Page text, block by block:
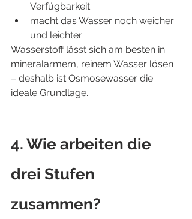
Verfügbarkeit
macht das Wasser noch weicher
und leichter
Wasserstoff lässt sich am besten in
mineralarmem, reinem Wasser lösen
– deshalb ist Osmosewasser die
ideale Grundlage.
4. Wie arbeiten die
drei Stufen
zusammen?